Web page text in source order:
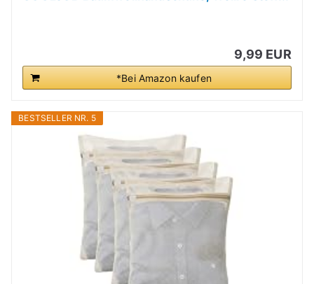
9,99 EUR
*Bei Amazon kaufen
BESTSELLER NR. 5